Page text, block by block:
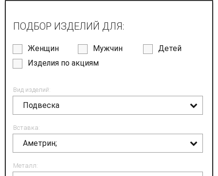
ПОДБОР ИЗДЕЛИЙ ДЛЯ:
Женщин Мужчин
Детей
Изделия по акциям
Вид изделий:
Подвеска
Вставка:
Аметрин;
Металл: